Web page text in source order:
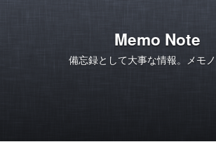
Memo Note
備忘録として大事な情報。メモノ